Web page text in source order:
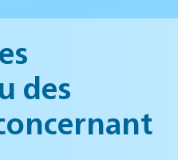
des